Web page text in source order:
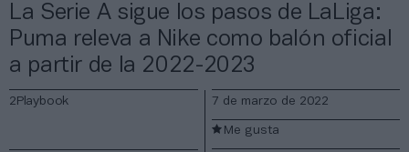
La Serie A sigue los pasos de LaLiga:
Puma releva a Nike como balón oficial
a partir de la 2022-2023
2Playbook 7 de marzo de 2022
Me gusta